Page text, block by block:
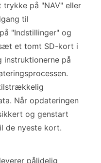
trykke på "NAV" eller
til
"Indstillinger" og
et tomt SD-kort i
instruktionerne på
Når opdateringen
og genstart
de nyeste kort.
pålidelig